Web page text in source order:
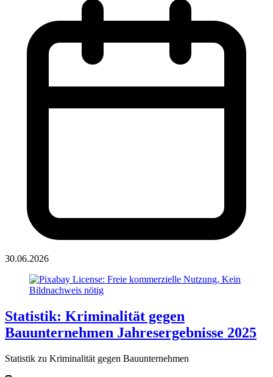
30.06.2026
Statistik: Kriminalität gegen
Bauunternehmen Jahresergebnisse 2025
Statistik zu Kriminalität gegen Bauunternehmen